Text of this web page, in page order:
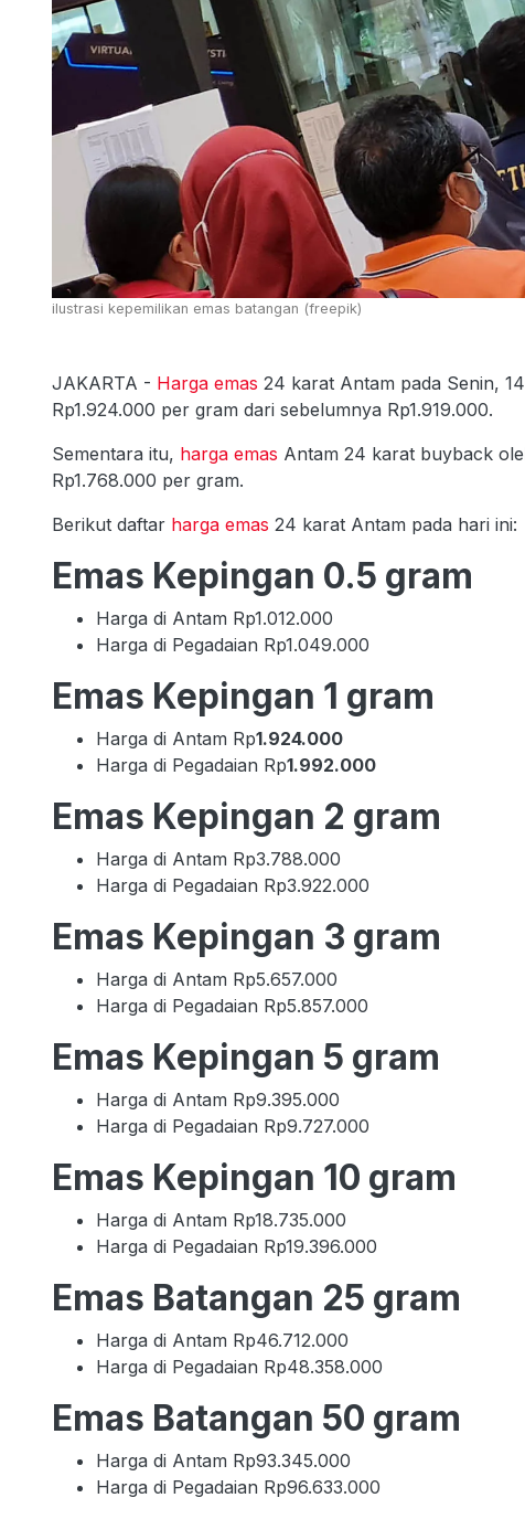
ilustrasi kepemilikan emas batangan (freepik)
JAKARTA - Harga emas 24 karat Antam pada Senin,
Rp1.924.000 per gram dari sebelumnya Rp1.919.000.
Sementara itu, harga emas Antam 24 karat buyback
Rp1.768.000 per gram.
Berikut daftar harga emas 24 karat Antam pada hari ini:
Emas Kepingan 0.5 gram
Harga di Antam Rp1.012.000
Harga di Pegadaian Rp1.049.000
Emas Kepingan 1 gram
Harga di Antam Rp1.924.000
Harga di Pegadaian Rp1.992.000
Emas Kepingan 2 gram
Harga di Antam Rp3.788.000
Harga di Pegadaian Rp3.922.000
Emas Kepingan 3 gram
Harga di Antam Rp5.657.000
Harga di Pegadaian Rp5.857.000
Emas Kepingan 5 gram
Harga di Antam Rp9.395.000
Harga di Pegadaian Rp9.727.000
Emas Kepingan 10 gram
Harga di Antam Rp18.735.000
Harga di Pegadaian Rp19.396.000
Emas Batangan 25 gram
Harga di Antam Rp46.712.000
Harga di Pegadaian Rp48.358.000
Emas Batangan 50 gram
Harga di Antam Rp93.345.000
Harga di Pegadaian Rp96.633.000